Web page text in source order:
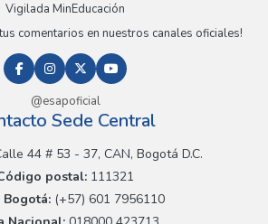
Vigilada MinEducación
comentarios en nuestros canales oficiales!
@esapoficial
Sede Central
44 # 53 - 37, CAN, Bogotá D.C.
postal: 111321
Bogotá:(+57) 601 7956110